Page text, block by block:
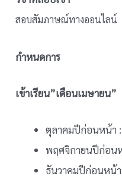
สอบสัมภาษณ์ทางออนไลน์
กำหนดการ
เข้าเรียน”เดือนเมษายน”
ตุลาคมปีก่อนหน้า :
พฤศจิกายนปีก่อน
ธันวาคมปีก่อนหน้